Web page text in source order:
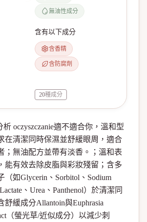
無油性成分
含有以下成分
含香精
含防腐劑
20種成分
析 oczyszczanie適不適合你，溫和型
在清潔同時保濕並舒緩眼周，適合
；無油配方並帶有淡香。；溫和表
能有效去除皮脂與彩妝殘留；含多
（如Glycerin、Sorbitol、Sodium
、Urea、Panthenol）於清潔同
舒緩成分Allantoin與Euphrasia
（螢光草/近似成分）以減少刺